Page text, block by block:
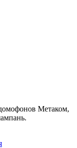
Метаком,